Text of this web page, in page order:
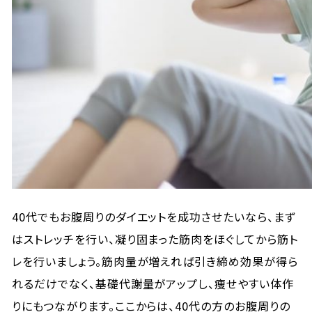
40代でもお腹周りのダイエットを成功させたいなら、まず
はストレッチを行い、凝り固まった筋肉をほぐしてから筋ト
レを行いましょう。筋肉量が増えれば引き締め効果が得ら
れるだけでなく、基礎代謝量がアップし、痩せやすい体作
りにもつながります。ここからは、40代の方のお腹周りの